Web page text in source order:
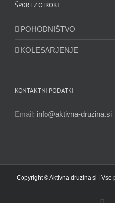
ŠPORT Z OTROKI
POHODNIŠTVO
KOLESARJENJE
KONTAKTNI PODATKI
Email: info@aktivna-druzina.si
Copyright © Aktivna-druzina.si | Vse